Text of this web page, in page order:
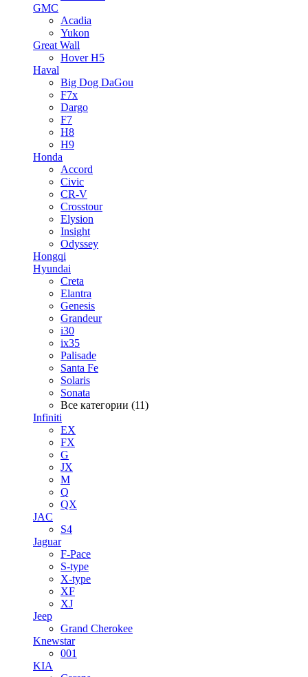
GMC
Acadia
Yukon
Great Wall
Hover H5
Haval
Big Dog DaGou
F7x
Dargo
F7
H8
H9
Honda
Accord
Civic
CR-V
Crosstour
Elysion
Insight
Odyssey
Hongqi
Hyundai
Creta
Elantra
Genesis
Grandeur
i30
ix35
Palisade
Santa Fe
Solaris
Sonata
Все категории (11)
Infiniti
EX
FX
G
JX
M
Q
QX
JAC
S4
Jaguar
F-Pace
S-type
X-type
XF
XJ
Jeep
Grand Cherokee
Knewstar
001
KIA